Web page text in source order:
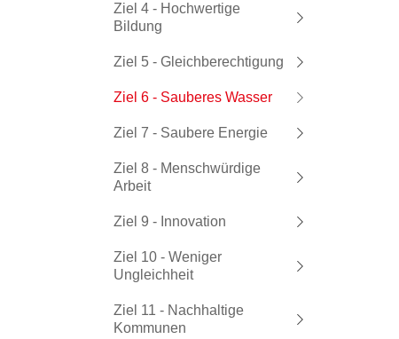
Ziel 4 - Hochwertige
Bildung
Ziel 5 - Gleichberechtigung
Ziel 6 - Sauberes Wasser
Ziel 7 - Saubere Energie
Ziel 8 - Menschwürdige
Arbeit
Ziel 9 - Innovation
Ziel 10 - Weniger
Ungleichheit
Ziel 11 - Nachhaltige
Kommunen